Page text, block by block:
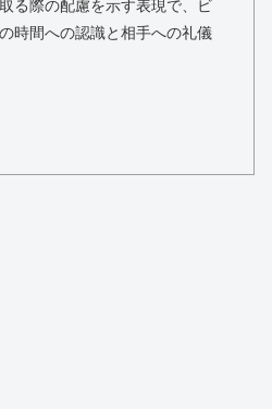
る際の配慮を示す表現で、ビ
時間への認識と相手への礼儀